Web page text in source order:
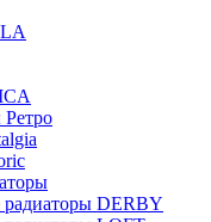
радиаторы DERBY